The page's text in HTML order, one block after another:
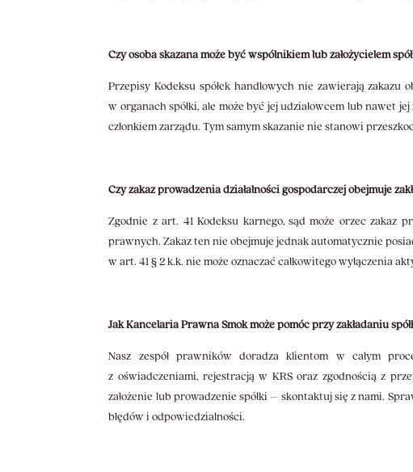
Czy osoba skazana może być wspólnikiem lub założycielem
Przepisy Kodeksu spółek handlowych nie zawierają zakazu
w organach spółki, ale może być jej udziałowcem lub nawet
członkiem zarządu. Tym samym skazanie nie stanowi
Czy zakaz prowadzenia działalności gospodarczej obejmuje
Zgodnie z art. 41 Kodeksu karnego, sąd może orzec zakaz
prawnych. Zakaz ten nie obejmuje jednak automatycznie
w art. 41 § 2 k.k. nie może oznaczać całkowitego wyłączenia
Jak Kancelaria Prawna Smok może pomóc przy zakładaniu
Nasz zespół prawników doradza klientom w całym
z oświadczeniami, rejestracją w KRS oraz zgodnością z
założenie lub prowadzenie spółki – skontaktuj się z nami.
błędów i odpowiedzialności.